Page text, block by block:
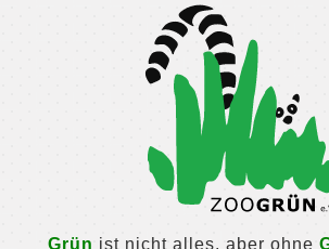
Grün ist nicht alles, aber ohne